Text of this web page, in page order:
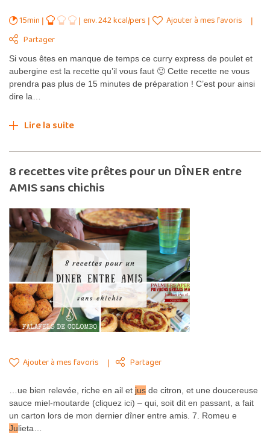
15min env. 242 kcal/pers
Ajouter à mes favoris
Partager
Si vous êtes en manque de temps ce curry express de poulet et
aubergine est la recette qu’il vous faut 🙂 Cette recette ne vous
prendra pas plus de 15 minutes de préparation ! C’est pour ainsi
dire la…
Lire la suite
8 recettes vite prêtes pour un DÎNER entre
AMIS sans chichis
Ajouter à mes favoris Partager
…ue bien relevée, riche en ail et jus de citron, et une doucereuse
sauce miel-moutarde (cliquez ici) – qui, soit dit en passant, a fait
un carton lors de mon dernier dîner entre amis. 7. Romeu e
Julieta…